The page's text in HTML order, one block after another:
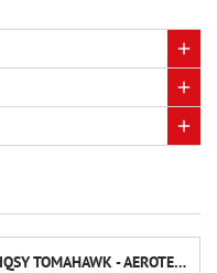
ROCKET KIT IQSY TOMAHAWK - AEROTECH